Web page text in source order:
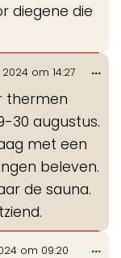
diegene die
om 14:27
thermen
30 augustus.
met een
beleven.
de sauna.
...
om 09:20 ...